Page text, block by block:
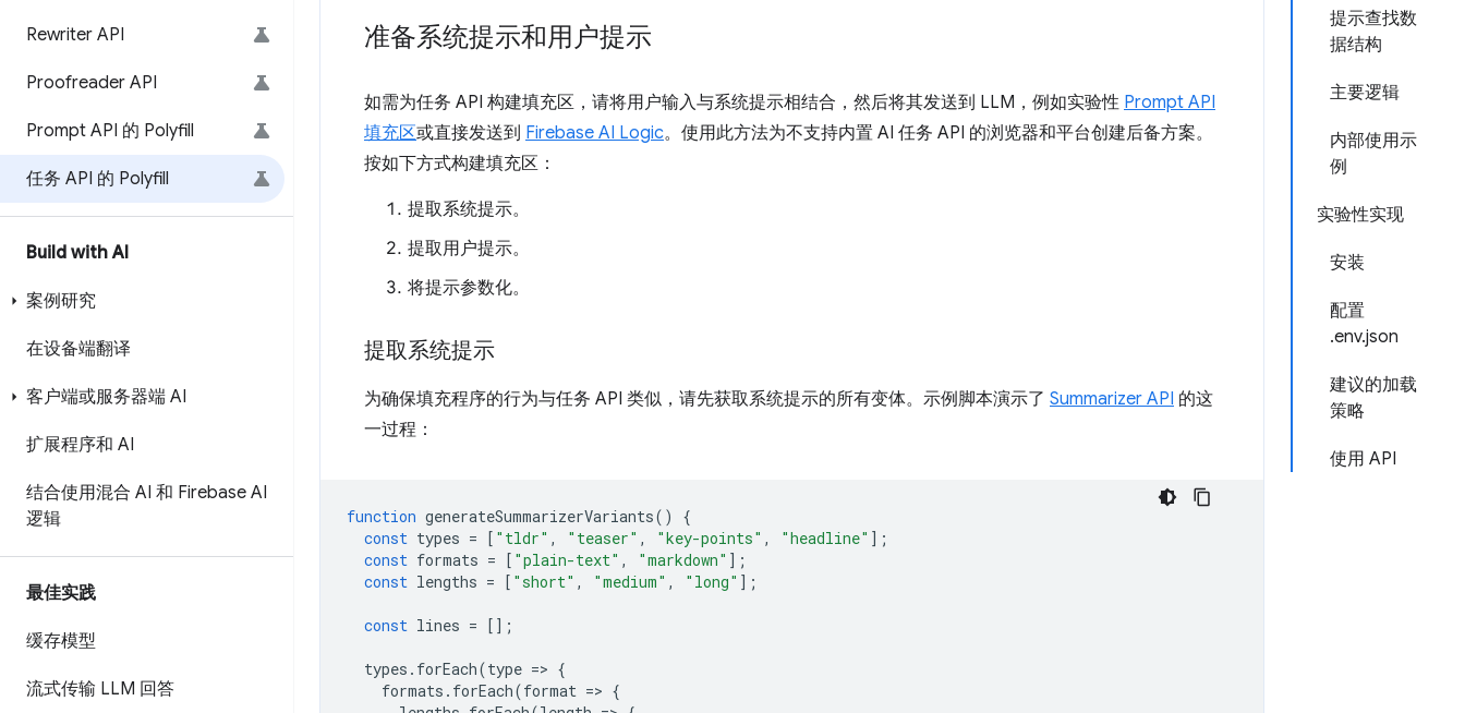
Rewriter API
Proofreader API
Prompt API 的 Polyfill
任务 API 的 Polyfill
Build with AI
案例研究
在设备端翻译
客户端或服务器端 AI
扩展程序和 AI
结合使用混合 AI 和 Firebase AI
逻辑
最佳实践
缓存模型
流式传输 LLM 回答
提示查找数
据结构
主要逻辑
内部使用示
例
实验性实现
安装
配置
.env.json
建议的加载
策略
使用 API
准备系统提示和用户提示
如需为任务 API 构建填充区，请将用户输入与系统提示相结合，然后将其发送到 LLM，例如实验性 Prompt API
填充区或直接发送到 Firebase AI Logic。使用此方法为不支持内置 AI 任务 API 的浏览器和平台创建后备方案。
按如下方式构建填充区：
提取系统提示。
提取用户提示。
将提示参数化。
提取系统提示
为确保填充程序的行为与任务 API 类似，请先获取系统提示的所有变体。示例脚本演示了 Summarizer API 的这
一过程：
function generateSummarizerVariants()
{
const types = [ "tldr" , "teaser" , "key-points" , "headline" ];
const formats = [ "plain-text" , "markdown" ];
const lengths = [ "short" , "medium" , "long" ];
const lines = [];
types . forEach(type => {
formats . forEach(format => {